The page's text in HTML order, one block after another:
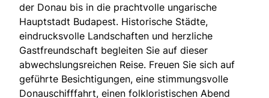
der Donau bis in die prachtvolle ungarische
Hauptstadt Budapest. Historische Städte,
eindrucksvolle Landschaften und herzliche
Gastfreundschaft begleiten Sie auf dieser
abwechslungsreichen Reise. Freuen Sie sich auf
geführte Besichtigungen, eine stimmungsvolle
Donauschifffahrt, einen folkloristischen Abend